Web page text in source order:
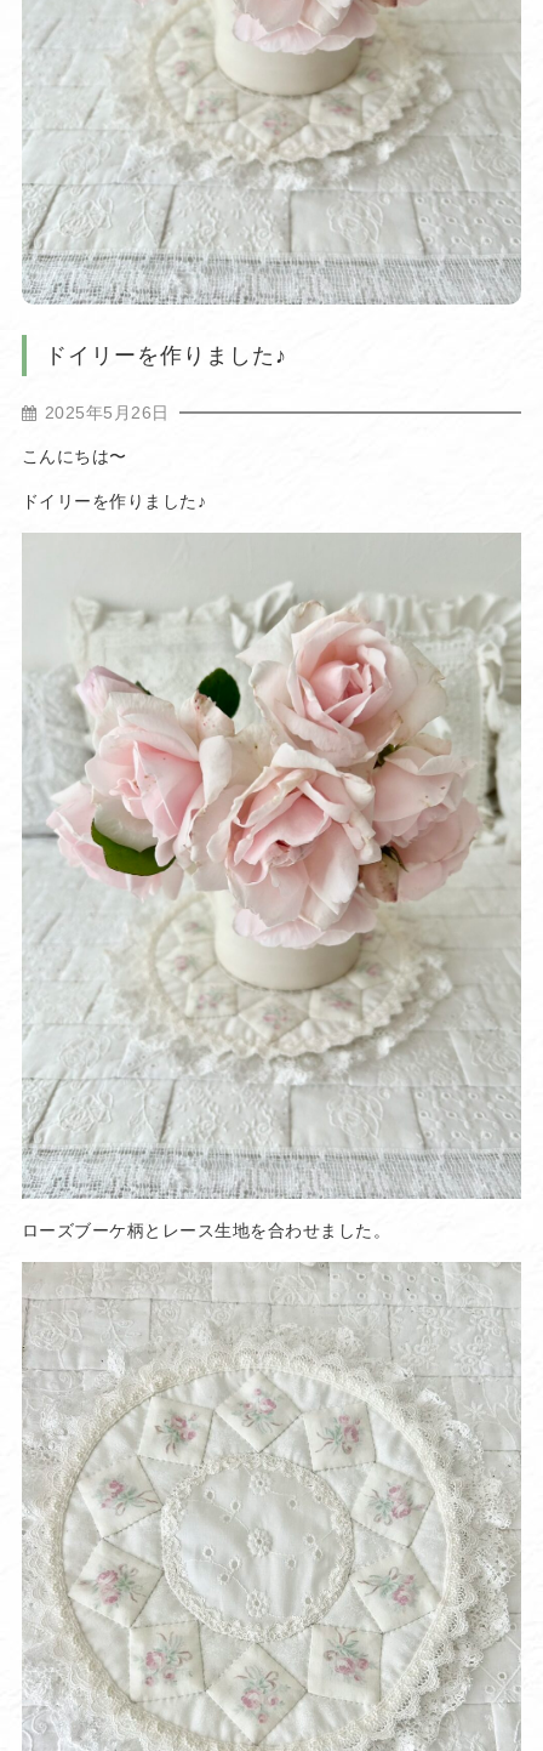
ドイリーを作りました♪
2025年5月26日
こんにちは〜
ドイリーを作りました♪
ローズブーケ柄とレース生地を合わせました。